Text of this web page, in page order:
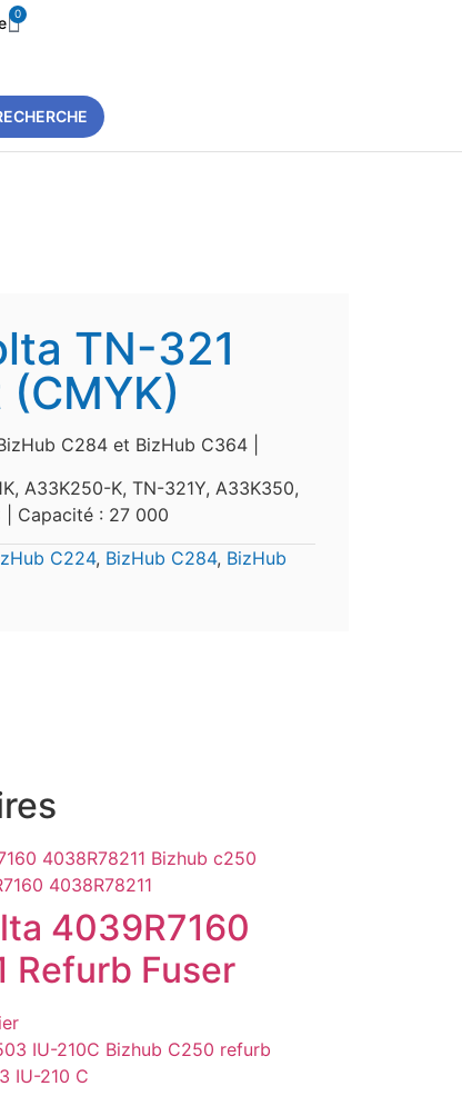
0
TN-321
C284 et BizHub C364 |
A33K250-K, TN-321Y, A33K350,
| Capacité : 27 000
C224, BizHub C284, BizHub
4039R7160
Refurb Fuser